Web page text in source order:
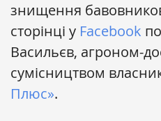
знищення
сторінці у Facebook
Васильєв, агроном-
сумісництвом
Плюс».